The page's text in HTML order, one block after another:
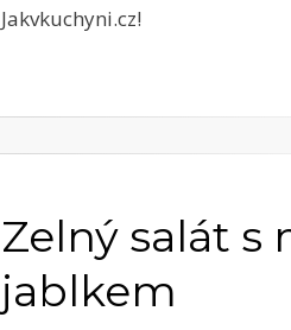
Jakvkuchyni.cz!
Zelný salát s
jablkem